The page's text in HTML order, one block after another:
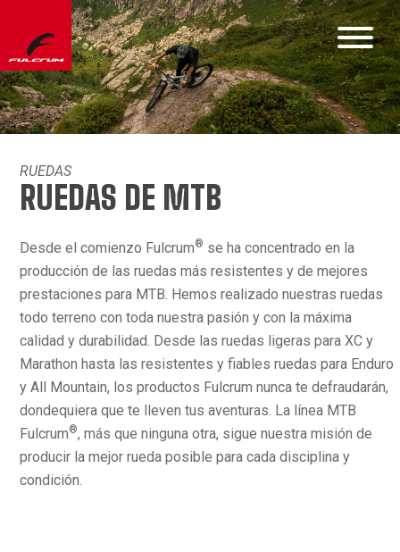
RUEDAS
RUEDAS DE MTB
Desde el comienzo Fulcrum® se ha concentrado en la
producción de las ruedas más resistentes y de mejores
prestaciones para MTB. Hemos realizado nuestras ruedas
todo terreno con toda nuestra pasión y con la máxima
calidad y durabilidad. Desde las ruedas ligeras para XC y
Marathon hasta las resistentes y fiables ruedas para Enduro
y All Mountain, los productos Fulcrum nunca te defraudarán,
dondequiera que te lleven tus aventuras. La línea MTB
Fulcrum®, más que ninguna otra, sigue nuestra misión de
producir la mejor rueda posible para cada disciplina y
condición.